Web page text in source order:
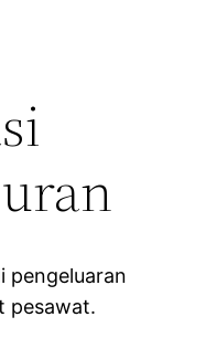
pengeluaran
pesawat.